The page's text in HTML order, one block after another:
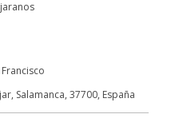
Salamanca, 37700, España